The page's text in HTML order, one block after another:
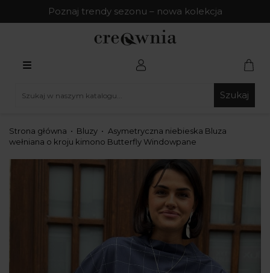
Poznaj trendy sezonu – nowa kolekcja
Szukaj
Strona główna Bluzy
Asymetryczna niebieska Bluza
wełniana o kroju kimono Butterfly Windowpane